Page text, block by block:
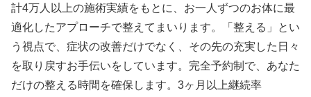
計4万人以上の施術実績をもとに、お一人ずつのお体に最
適化したアプローチで整えてまいります。「整える」とい
う視点で、症状の改善だけでなく、その先の充実した日々
を取り戻すお手伝いをしています。完全予約制で、あなた
だけの整える時間を確保します。3ヶ月以上継続率